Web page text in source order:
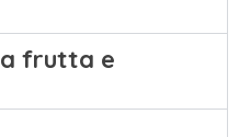
frutta e